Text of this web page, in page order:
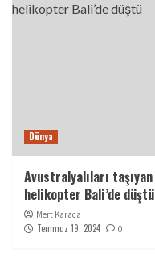
Dünya
Avustralyalıları taşıyan
helikopter Bali’de düştü
Mert Karaca
Temmuz 19, 2024 0